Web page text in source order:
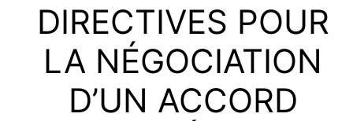
DIRECTIVES POUR
LA NÉGOCIATION
D’UN ACCORD